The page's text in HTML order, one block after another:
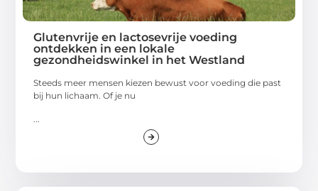
Glutenvrije en lactosevrije voeding
ontdekken in een lokale
gezondheidswinkel in het Westland
Steeds meer mensen kiezen bewust voor voeding die past
bij hun lichaam. Of je nu